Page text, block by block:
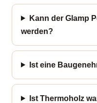
Kann der Glamp
werden?
Ist eine
Ist Thermoholz